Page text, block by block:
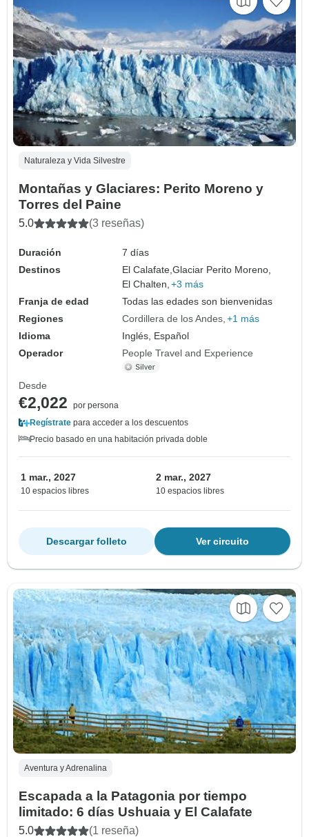
Naturaleza y Vida Silvestre
Montañas y Glaciares: Perito Moreno y
Torres del Paine
5.0 (3 reseñas)
Duración
7 días
Destinos
El Calafate,Glaciar Perito Moreno,
El Chalten, +3 más
Franja de edad
Todas las edades son bienvenidas
Regiones
Cordillera de los Andes +1 más
Idioma
Inglés, Español
Operador
People Travel and Experience
Desde
€2,022
por persona
Regístrate para acceder a los descuentos
Precio basado en una habitación privada doble
1 mar., 2027
10 espacios libres
2 mar., 2027
10 espacios libres
Ver circuito
Descargar folleto
Aventura y Adrenalina
Escapada a la Patagonia por tiempo
limitado: 6 días Ushuaia y El Calafate
5.0 (1 reseña)